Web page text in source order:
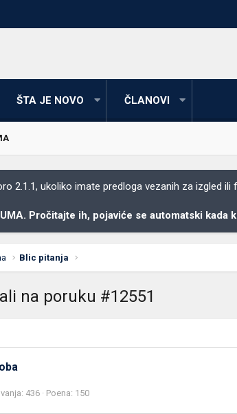
ŠTA JE NOVO ČLANOVI
2.1.1, ukoliko imate predloga vezanih za izgled
Pročitajte ih, pojaviće se automatski kada
Blic pitanja
na poruku #12551
436 Poena 150